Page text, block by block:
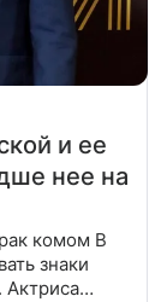
и ее
нее на
комом В
знаки
Актриса